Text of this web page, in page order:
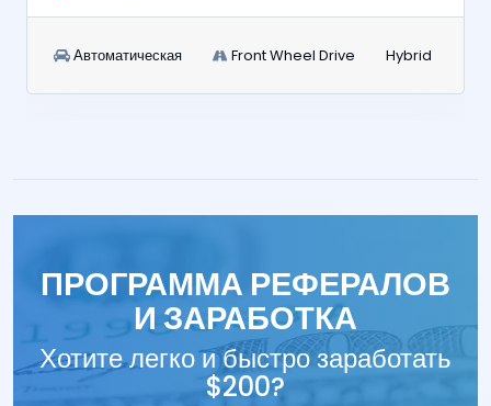
Автоматическая Front Wheel Drive Hybrid
ПРОГРАММА РЕФЕРАЛОВ
И ЗАРАБОТКА
Хотите легко и быстро заработать
$200?